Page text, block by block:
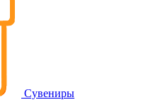
Сувениры